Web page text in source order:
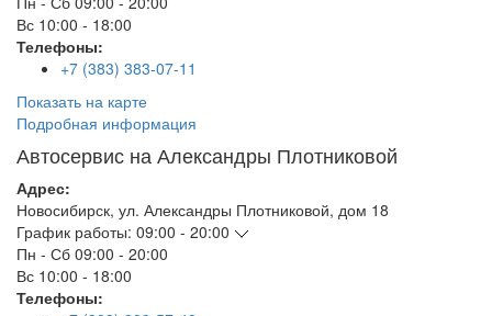
Вс 10:00 - 18:00
Телефоны:
+7 (383) 383-07-11
Показать на карте
Подробная информация
Автосервис на Александры Плотниковой
Адрес:
Новосибирск, ул. Александры Плотниковой, дом 18
График работы: 09:00 - 20:00
Пн - Сб 09:00 - 20:00
Вс 10:00 - 18:00
Телефоны: